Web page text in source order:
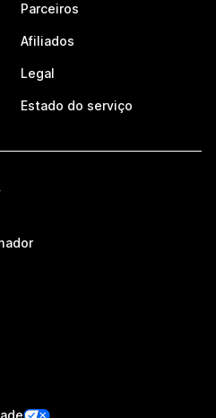
Parceiros
Afiliados
Legal
Estado do serviço